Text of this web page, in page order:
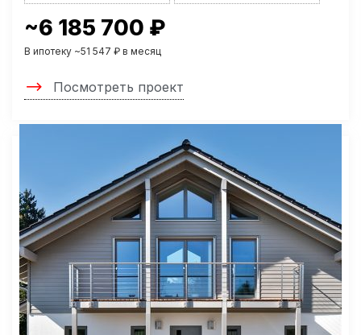
~6 185 700 ₽
В ипотеку ~51 547 ₽ в месяц
Посмотреть проект